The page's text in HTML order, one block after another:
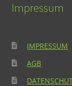
Impressum
IMPRESSUM
AGB